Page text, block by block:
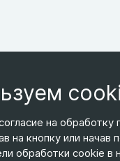
ТЕЛЕФОН
+7 495 266-65-67
ЭЛ.
на
на кнопку или начав
обработки cookie в